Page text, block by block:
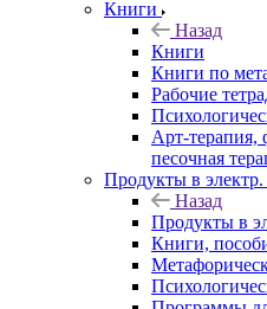
Книги
Назад
Книги
Книги по
Рабочие
Арт-терапия,
песочная
Продукты в
Назад
Продукты в
Книги,